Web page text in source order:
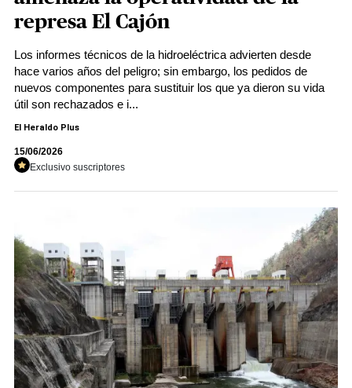
represa El Cajón
Los informes técnicos de la hidroeléctrica advierten desde
hace varios años del peligro; sin embargo, los pedidos de
nuevos componentes para sustituir los que ya dieron su vida
útil son rechazados e i...
El Heraldo Plus
15/06/2026
Exclusivo suscriptores